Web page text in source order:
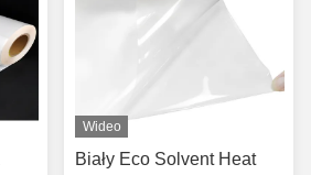
Wideo
Biały Eco Solvent Heat